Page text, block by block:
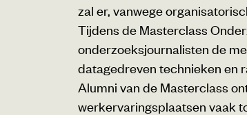
zal er, vanwege
Tijdens de Masterclass
onderzoeksjournalisten de
datagedreven technieken en
Alumni van de Masterclass
werkervaringsplaatsen vaak